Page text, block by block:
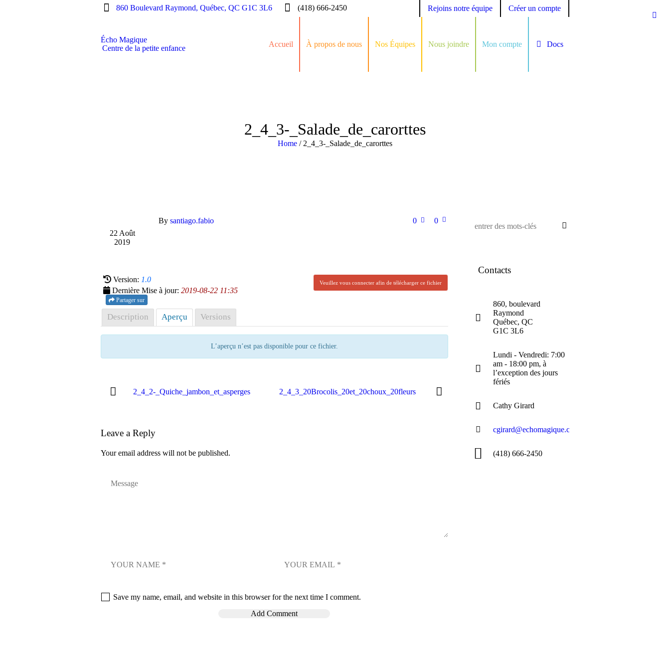
Rejoins notre équipe Créer un compte
860 Boulevard Raymond, Québec, QC G1C 3L6 (418) 666-2450
Écho Magique
Centre de la petite enfance
Accueil À propos de nous Nos Équipes Nous joindre Mon compte Docs
2_4_3-_Salade_de_carorttes
Home / 2_4_3-_Salade_de_carorttes
22 Août
2019
By santiago.fabio 0 0
Veuillez vous connecter afin de télécharger ce fichier
Version: 1.0
Dernière Mise à jour: 2019-08-22 11:35
Partager sur
Description Aperçu Versions
L’aperçu n’est pas disponible pour ce fichier.
2_4_2-_Quiche_jambon_et_asperges 2_4_3_20Brocolis_20et_20choux_20fleurs
Leave a Reply
Your email address will not be published.
Save my name, email, and website in this browser for the next time I comment.
Contacts
860, boulevard
Raymond
Québec, QC
G1C 3L6
Lundi - Vendredi: 7:00
am - 18:00 pm, à
l’exception des jours
fériés
Cathy Girard
cgirard@echomagique.com
(418) 666-2450